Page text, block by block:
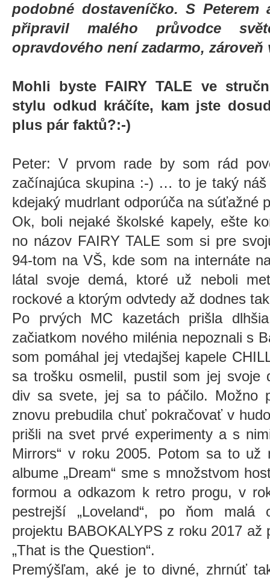
podobné dostaveníčko. S
připravil malého průvodce
opravdového není zadarmo,
Mohli byste FAIRY TALE ve
stylu odkud kráčíte, kam jste
plus pár faktů?:-)
Peter: V prvom rade by som rád
začínajúca skupina :-) … to je taký
kdejaký mudrlant odporúča na súťažné
Ok, boli nejaké školské kapely, ešte
no názov FAIRY TALE som si pre
94-tom na VŠ, kde som na internáte
látal svoje demá, ktoré už neboli
rockové a ktorým odvtedy až dodnes
Po prvých MC kazetách prišla
začiatkom nového milénia nepoznali s
som pomáhal jej vtedajšej kapele
sa trošku osmelil, pustil som jej
div sa svete, jej sa to páčilo. Možno
znovu prebudila chuť pokračovať v
prišli na svet prvé experimenty a s
Mirrors“ v roku 2005. Potom sa to už
albume „Dream“ sme s množstvom
formou a odkazom k retro progu, v
pestrejší „Loveland“, po ňom malá
projektu BABOKALYPS z roku 2017
„That is the Question“.
Premýšľam, aké je to divné, zhrnúť